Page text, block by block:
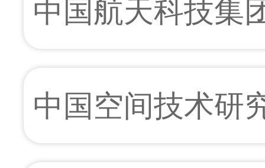
中国航天科技集
中国空间技术研